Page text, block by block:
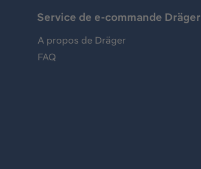
Service de e-commande Dräger
A propos de Dräger
FAQ